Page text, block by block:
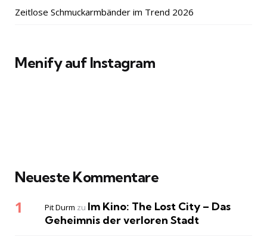
Zeitlose Schmuckarmbänder im Trend 2026
Menify auf Instagram
Neueste Kommentare
Pit Durm zu Im Kino: The Lost City – Das
Geheimnis der verloren Stadt